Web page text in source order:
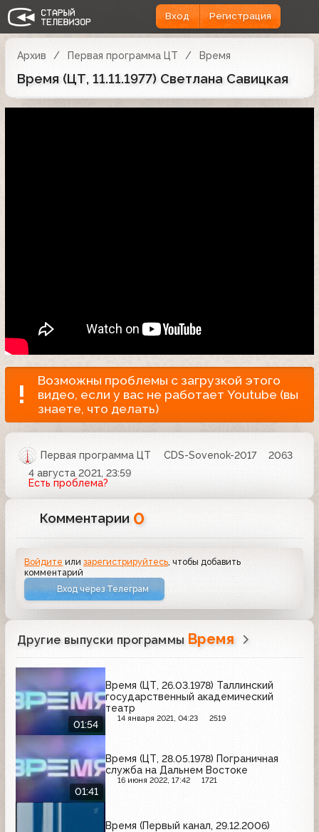
Вход Регистрация
Архив Первая программа ЦТ Время
Время (ЦТ, 11.11.1977) Светлана Савицкая
Возможны проблемы с загрузкой этого
видео, если у вас не работает Youtube (вы
знаете, что делать)
Первая программа ЦТ CDS-Sovenok-2017
2063
4 августа 2021, 23:59
Есть проблема?
Комментарии 0
Войдите илизарегистрируйтесь , чтобы добавить
комментарий
Вход через Телеграм
Другие выпуски программы Время
01:54
Время (ЦТ, 26.03.1978) Таллинский
государственный академический
театр
14 января 2021, 04:23 2519
01:41
Время (ЦТ, 28.05.1978) Пограничная
служба на Дальнем Востоке
16 июня 2022, 17:42 1721
Время (Первый канал, 29.12.2006)